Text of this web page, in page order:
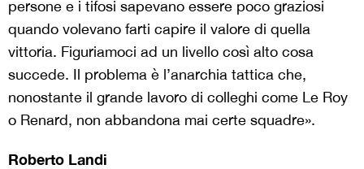
persone e i tifosi sapevano essere poco graziosi
quando volevano farti capire il valore di quella
vittoria. Figuriamoci ad un livello così alto cosa
succede. Il problema è l’anarchia tattica che,
nonostante il grande lavoro di colleghi come Le Roy
o Renard, non abbandona mai certe squadre».
Roberto Landi